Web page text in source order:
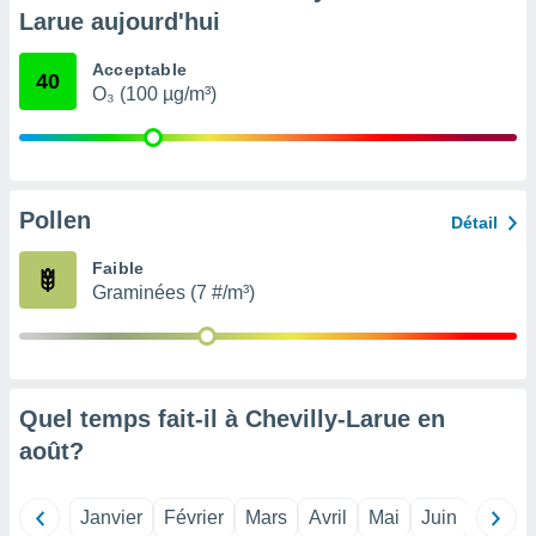
ou
de la
non
des
le
en
Larue aujourd'hui
40 Acceptable
O₃ (100 µg/m³)
Pollen Détail
Faible
Graminées (7 #/m³)
Quel temps fait-il à Chevilly-Larue en
août?
Janvier Février Mars Avril Mai Juin Juillet